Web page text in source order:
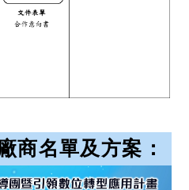
商名單及方案：